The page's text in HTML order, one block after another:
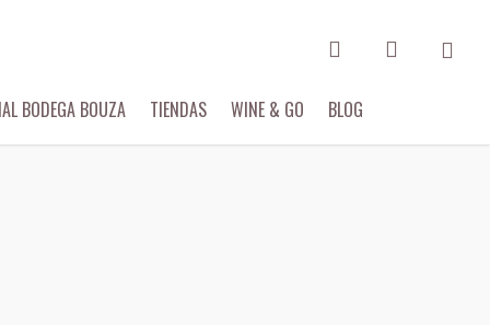
BODEGA BOUZA TIENDAS WINE & GO BLOG